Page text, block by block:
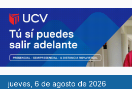
jueves, 6 de agosto de 2026